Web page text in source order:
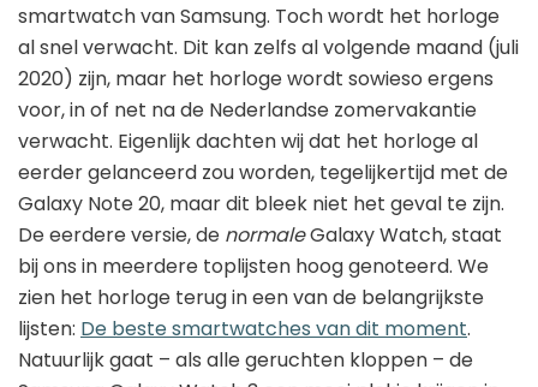
smartwatch van Samsung. Toch wordt het horloge
al snel verwacht. Dit kan zelfs al volgende maand (juli
2020) zijn, maar het horloge wordt sowieso ergens
voor, in of net na de Nederlandse zomervakantie
verwacht. Eigenlijk dachten wij dat het horloge al
eerder gelanceerd zou worden, tegelijkertijd met de
Galaxy Note 20, maar dit bleek niet het geval te zijn.
De eerdere versie, de normaleGalaxy Watch, staat
bij ons in meerdere toplijsten hoog genoteerd. We
zien het horloge terug in een van de belangrijkste
lijsten: De beste smartwatches van dit moment.
Natuurlijk gaat – als alle geruchten kloppen – de